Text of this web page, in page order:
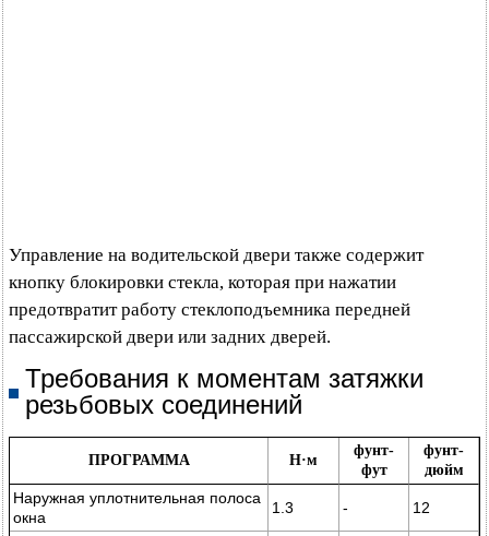
Управление на водительской двери также содержит
кнопку блокировки стекла, которая при нажатии
предотвратит работу стеклоподъемника передней
пассажирской двери или задних дверей.
Требования к моментам затяжки
резьбовых соединений
ПРОГРАММА Н·м
фунт-
фут
фунт-
дюйм
Наружная уплотнительная полоса
окна
1.3 - 12